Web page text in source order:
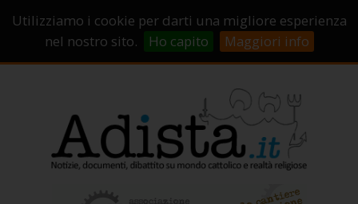
Utilizziamo i cookie per darti una migliore esperienza
nel nostro sito.
Ho capito Maggiori info
Campagne di crowdfunding
Chi Siamo